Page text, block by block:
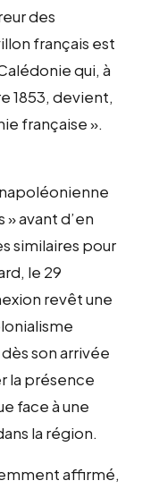
des
français est
qui, à
1853, devient,
française ».
avant d’en
similaires pour
le 29
revêt une
son arrivée
la présence
face à une
la région.
affirmé,